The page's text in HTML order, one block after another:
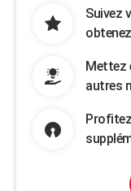
Suivez
Mettez
autres